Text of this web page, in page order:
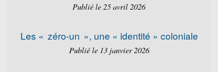
Publié le 25 avril 2026
Les « zéro-un », une « identité » coloniale
Publié le 13 janvier 2026